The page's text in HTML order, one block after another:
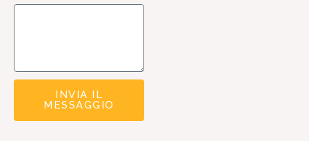
INVIA IL
MESSAGGIO